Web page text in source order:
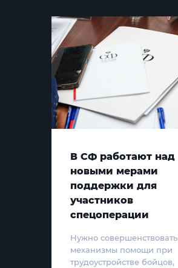
В СФ работают над
новыми мерами
поддержки для
участников
спецоперации
Нужно совершенствовать
механизмы помощи при
трудоустройстве бойцов,